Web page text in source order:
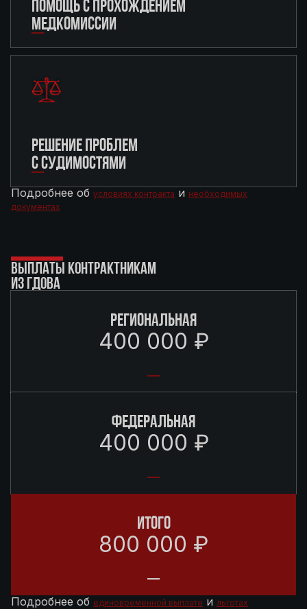
ПОМОЩЬ С ПРОХОЖДЕНИЕМ
МЕДКОМИССИИ
РЕШЕНИЕ ПРОБЛЕМ
С СУДИМОСТЯМИ
Подробнее об условиях контракта и необходимых
документах
ВЫПЛАТЫ КОНТРАКТНИКАМ
ИЗ ГДОВА
РЕГИОНАЛЬНАЯ
400 000 ₽
ФЕДЕРАЛЬНАЯ
400 000 ₽
ИТОГО
800 000 ₽
Подробнее об единовременной выплате и льготах